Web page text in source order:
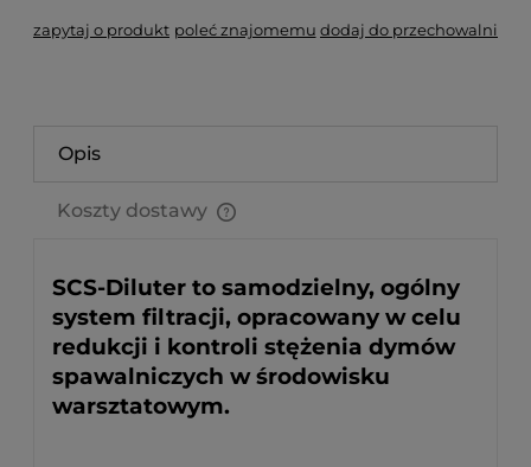
zapytaj o produkt poleć znajomemu dodaj do przechowalni
Opis
Koszty dostawy
SCS-Diluter to samodzielny, ogólny
system filtracji, opracowany w celu
redukcji i kontroli stężenia dymów
spawalniczych w środowisku
warsztatowym.